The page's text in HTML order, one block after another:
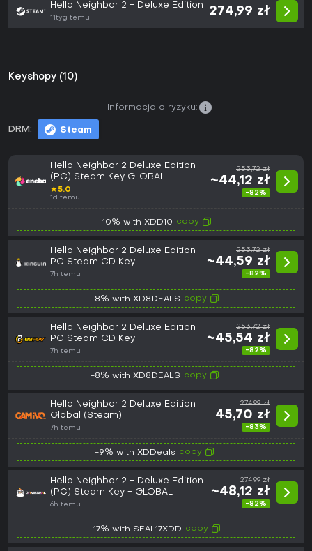
Hello Neighbor 2 - Deluxe Edition
11tyg temu
274,99 zł
Keyshopy (10)
DRM: Steam
Informacja o ryzyku:
Hello Neighbor 2 Deluxe Edition
(PC) Steam Key GLOBAL
★5.0
1d temu
253,72 zł
~44,12 zł
-82%
-10% with XDD10 copy
Hello Neighbor 2 Deluxe Edition
PC Steam CD Key
7h temu
253,72 zł
~44,59 zł
-82%
-8% with XD8DEALS copy
Hello Neighbor 2 Deluxe Edition
PC Steam CD Key
7h temu
253,72 zł
~45,54 zł
-82%
-8% with XD8DEALS copy
Hello Neighbor 2 Deluxe Edition
Global (Steam)
7h temu
274,99 zł
45,70 zł
-83%
-9% with XDDeals copy
Hello Neighbor 2 - Deluxe Edition
(PC) Steam Key - GLOBAL
6h temu
274,99 zł
~48,12 zł
-82%
-17% with SEAL17XDD copy